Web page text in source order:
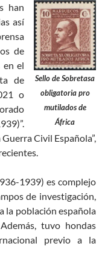
Sello de Sobretasa
obligatoria pro
mutilados de
África
han
así
de
en el
de
o
Civil Española”,
1939) es complejo
de investigación,
la población española
tuvo hondas
previo a la